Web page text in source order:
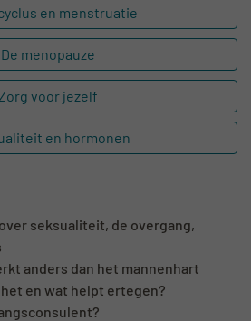
en menstruatie
De menopauze
voor jezelf
en hormonen
seksualiteit, de overgang,
anders dan het mannenhart
en wat helpt ertegen?